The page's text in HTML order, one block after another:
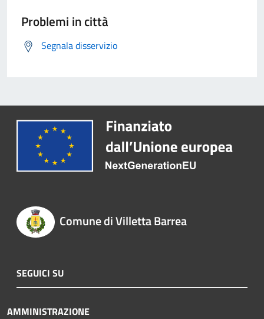
Problemi in città
Segnala disservizio
Comune di Villetta Barrea
SEGUICI SU
AMMINISTRAZIONE